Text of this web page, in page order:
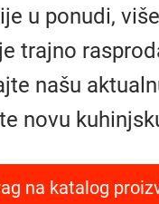
u ponudi,
je trajno
našu
novu
na katalog